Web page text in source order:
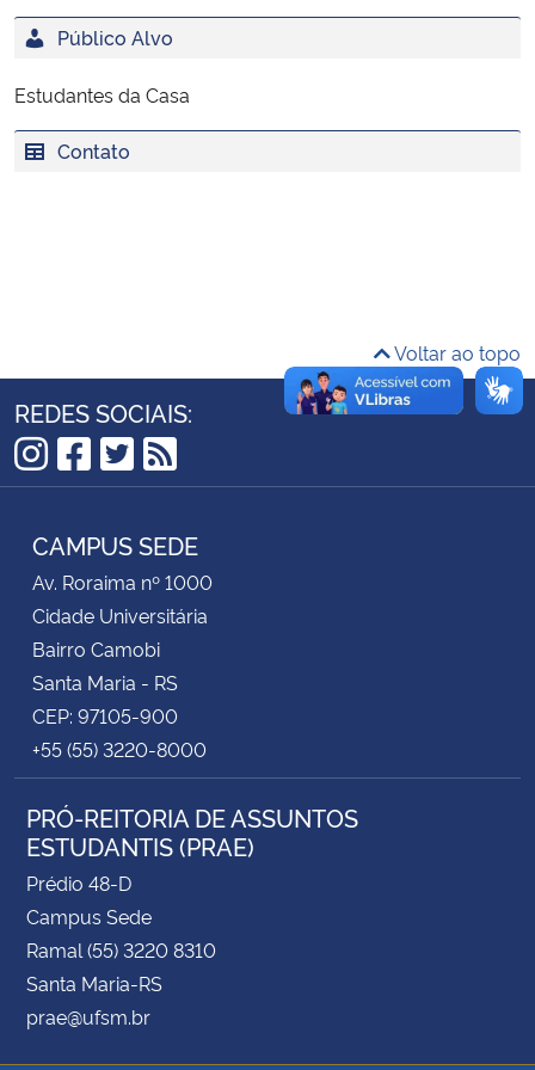
Ministério da Cidadania
Ministério de Minas e Energia
Controladoria-Geral da União
Secretaria-Geral
Secretaria de Governo
Gabinete de Segurança Institucional
Advocacia-Geral da União
Banco Central do Brasil
Planalto
Público Alvo
Estudantes da Casa
Contato
Voltar ao topo
REDES SOCIAIS:
Instagram
Facebook
Twitter
RSS
CAMPUS SEDE
Av. Roraima nº 1000
Cidade Universitária
Bairro Camobi
Santa Maria - RS
CEP: 97105-900
+55 (55) 3220-8000
PRÓ-REITORIA DE ASSUNTOS
ESTUDANTIS (PRAE)
Prédio 48-D
Campus Sede
Ramal (55) 3220 8310
Santa Maria-RS
prae@ufsm.br